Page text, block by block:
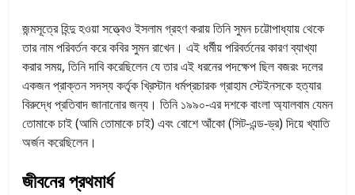
জন্মসূত্রে হিন্দু হওয়া সত্ত্বেও ইসলাম গ্রহণ করায় তিনি সুমন চট্টোপাধ্যায় থেকে
তার নাম পরিবর্তন করে কবির সুমন রাখেন। এই ধর্মীয় পরিবর্তনের কারণ ব্যাখ্যা
করার সময়, তিনি দাবি করেছিলেন যে তার এই ধরনের পদক্ষেপ ছিল বজরং দলের
একজন প্রাক্তন সদস্য কর্তৃক খ্রিস্টান ধর্মপ্রচারক গ্রাহাম স্টেইনসকে হত্যার
বিরুদ্ধে প্রতিবাদ জানানোর জন্য। তিনি ১৯৯০-এর দশকে বাংলা অ্যালবাম যেমন
তোমাকে চাই (আমি তোমাকে চাই) এবং বোশে আঁকো (সিট-এন্ড-ড্র) দিয়ে খ্যাতি
অর্জন করেছিলেন।
জীবনের প্রথমার্ধ